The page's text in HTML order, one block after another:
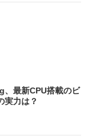
、最新CPU搭載のビ
実力は？